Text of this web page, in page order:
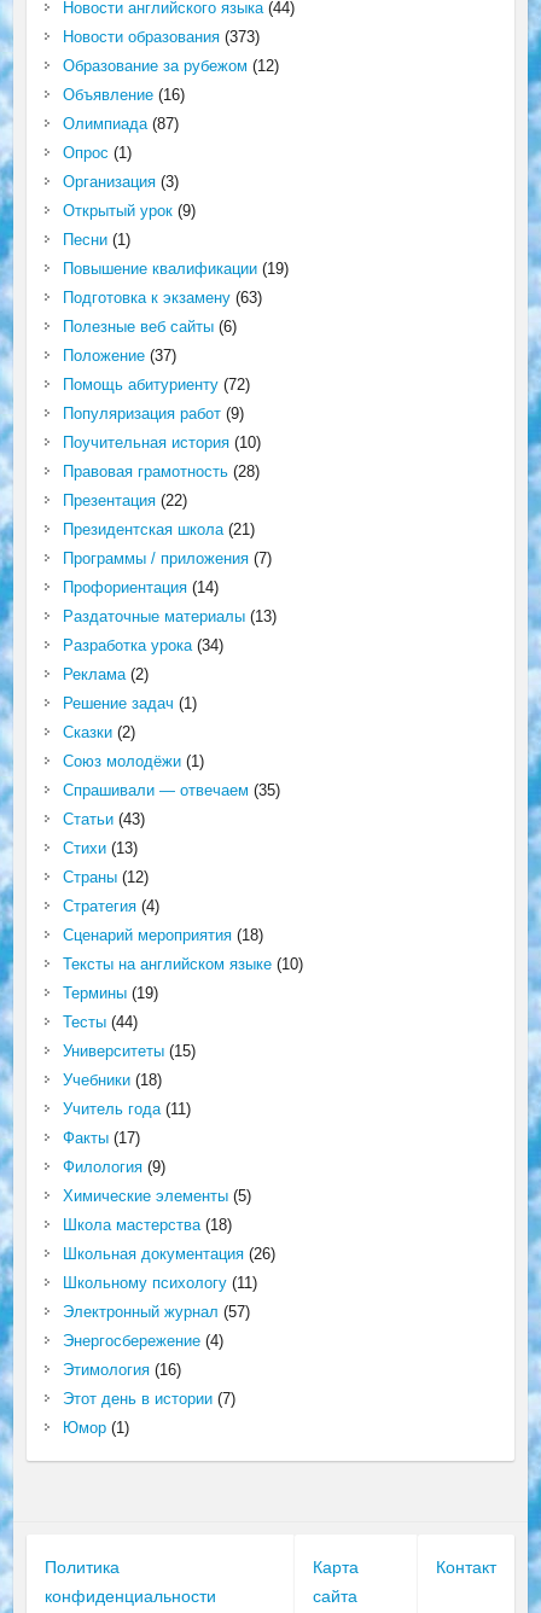
Новости английского языка(44)
Новости образования(373)
Образование за рубежом (12)
Объявление(16)
Олимпиада(87)
Опрос (1)
Организация(3)
Открытый урок(9)
Песни(1)
Повышение квалификации(19)
Подготовка к экзамену(63)
Полезные веб сайты(6)
Положение(37)
Помощь абитуриенту(72)
Популяризация работ(9)
Поучительная история(10)
Правовая грамотность(28)
Презентация(22)
Президентская школа(21)
Программы / приложения(7)
Профориентация(14)
Раздаточные материалы(13)
Разработка урока(34)
Реклама(2)
Решение задач (1)
Сказки(2)
Союз молодёжи(1)
Спрашивали — отвечаем (35)
Статьи(43)
Стихи(13)
Страны(12)
Стратегия(4)
Сценарий мероприятия(18)
Тексты на английском языке(10)
Термины(19)
Тесты(44)
Университеты(15)
Учебники(18)
Учитель года(11)
Факты(17)
Филология(9)
Химические элементы(5)
Школа мастерства(18)
Школьная документация(26)
Школьному психологу(11)
Электронный журнал (57)
Энергосбережение(4)
Этимология(16)
Этот день в истории(7)
Юмор(1)
Политика
конфиденциальности
Карта
сайта
Контакт